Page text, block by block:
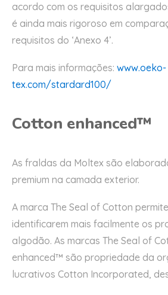
acordo com os requisitos
é ainda mais rigoroso em
requisitos do ‘Anexo 4’.
Para mais informações: www.oeko-
tex.com/stardard100/
Cotton enhanced™
As fraldas da Moltex são
premium na camada exterior.
A marca The Seal of Cotton
identificarem mais facilmente os
algodão. As marcas The Seal of
enhanced™ são propriedade da
lucrativos Cotton Incorporated,